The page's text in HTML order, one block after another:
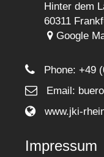
Hinter dem
60311
Google
Phone:+49
Email:
www.jki-
Impressum